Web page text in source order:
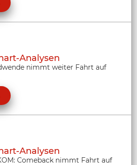
Analysen
nimmt weiter Fahrt auf
Analysen
Comeback nimmt Fahrt auf